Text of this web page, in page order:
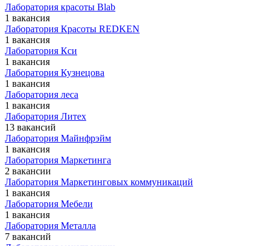
Лаборатория красоты Blab
1 вакансия
Лаборатория Красоты REDKEN
1 вакансия
Лаборатория Кси
1 вакансия
Лаборатория Кузнецова
1 вакансия
Лаборатория леса
1 вакансия
Лаборатория Литех
13 вакансий
Лаборатория Майнфрэйм
1 вакансия
Лаборатория Маркетинга
2 вакансии
Лаборатория Маркетинговых коммуникаций
1 вакансия
Лаборатория Мебели
1 вакансия
Лаборатория Металла
7 вакансий